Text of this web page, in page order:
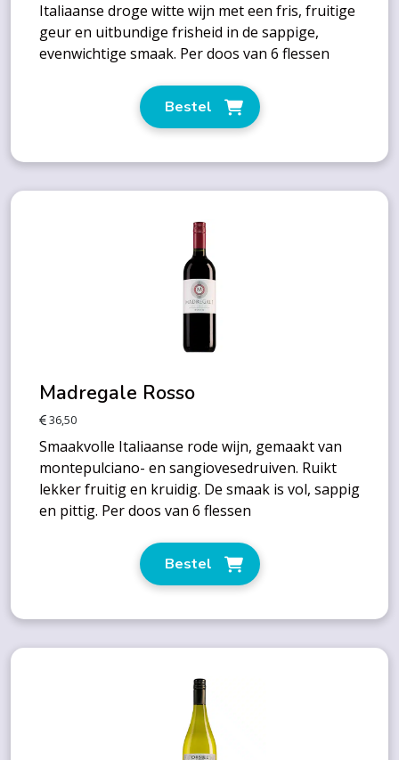
Italiaanse droge witte wijn met een fris, fruitige
geur en uitbundige frisheid in de sappige,
evenwichtige smaak. Per doos van 6 flessen
Bestel
Madregale Rosso
36,50
Smaakvolle Italiaanse rode wijn, gemaakt van
montepulciano- en sangiovesedruiven. Ruikt
lekker fruitig en kruidig. De smaak is vol, sappig
en pittig. Per doos van 6 flessen
Bestel